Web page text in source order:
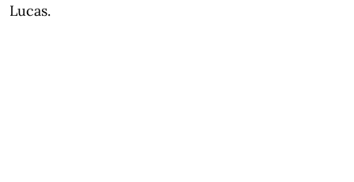
Lucas.